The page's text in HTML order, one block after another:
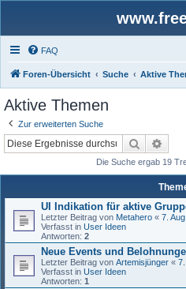
FAQ
Foren-Übersicht Suche Aktive
Aktive Themen
Zur erweiterten Suche
Suche
Die Suche ergab 19
UI Indikation für aktive
Letzter Beitrag von Metahero « 7.
Verfasst in User Ideen
Antworten: 2
Neue Events und
Letzter Beitrag von Artemisjünger «
Verfasst in User Ideen
Antworten: 1